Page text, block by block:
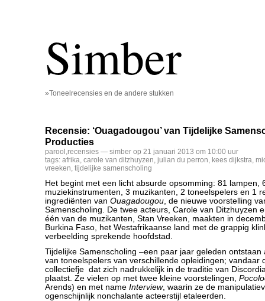
Simber
»Toneelrecensies en de andere stukken
Recensie: ‘Ouagadougou’ van Tijdelijke
Producties
parool ,recensies — simber op 21 januari 2013 om 10:00 uur
tags: afrika, carole van ditzhuyzen, julian du perron, kees dijkstra,
vreeken, tijdelijke samenscholing
Het begint met een licht absurde opsomming: 81 lampen,
muziekinstrumenten, 3 muzikanten, 2 toneelspelers en 1
ingrediënten van Ouagadougou, de nieuwe voorstelling
Samenscholing. De twee acteurs, Carole van Ditzhuyzen
één van de muzikanten, Stan Vreeken, maakten in
Burkina Faso, het Westafrikaanse land met de grappig
verbeelding sprekende hoofdstad.
Tijdelijke Samenscholing –een paar jaar geleden ontstaan
van toneelspelers van verschillende opleidingen; vandaar
collectiefje dat zich nadrukkelijk in de traditie van
plaatst. Ze vielen op met twee kleine voorstelingen,
Arends) en met name Interview, waarin ze de
ogenschijnlijk nonchalante acteerstijl etaleerden.